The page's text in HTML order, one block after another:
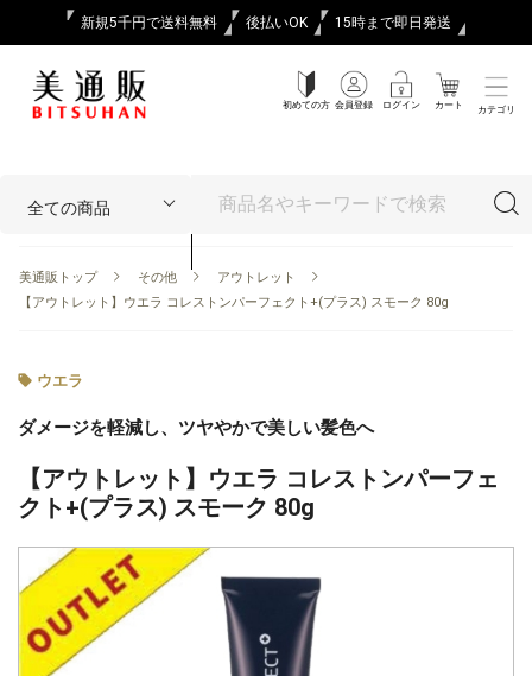
新規5千円で送料無料 後払いOK 15時まで即日発送
初めての方 会員登録 ログイン カート カテゴリ
美通販トップ その他
アウトレット
【アウトレット】ウエラ コレストンパーフェクト+(プラス) スモーク 80g
ウエラ
ダメージを軽減し、ツヤやかで美しい髪色へ
【アウトレット】ウエラ コレストンパーフェ
クト+(プラス) スモーク 80g